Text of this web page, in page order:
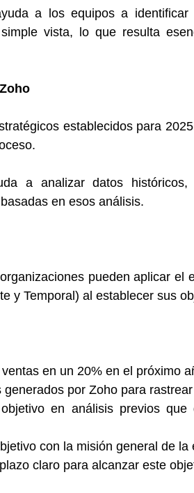
a los equipos a
vista, lo que resulta
establecidos para
a analizar datos
en esos análisis.
pueden aplicar el
y Temporal) al establecer sus
en un 20% en el próximo
por Zoho para
en análisis previos que
con la misión general de la
claro para alcanzar este